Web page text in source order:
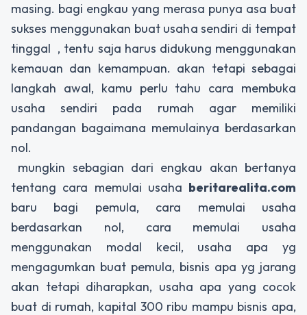
masing. bagi engkau yang merasa punya asa buat
sukses menggunakan buat usaha sendiri di tempat
tinggal , tentu saja harus didukung menggunakan
kemauan dan kemampuan. akan tetapi sebagai
langkah awal, kamu perlu tahu cara membuka
usaha sendiri pada rumah agar memiliki
pandangan bagaimana memulainya berdasarkan
nol.
mungkin sebagian dari engkau akan bertanya
tentang cara memulai usaha beritarealita.com
baru bagi pemula, cara memulai usaha
berdasarkan nol, cara memulai usaha
menggunakan modal kecil, usaha apa yg
mengagumkan buat pemula, bisnis apa yg jarang
akan tetapi diharapkan, usaha apa yang cocok
buat di rumah, kapital 300 ribu mampu bisnis apa,